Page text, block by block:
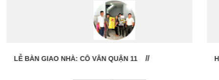
HỢP ĐỒNG THI CÔNG TRỌN GÓI QUẬN 6